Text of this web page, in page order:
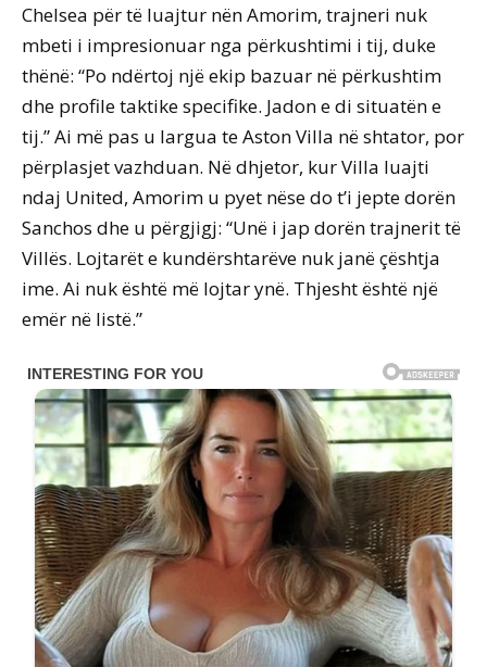
Chelsea për të luajtur nën Amorim, trajneri nuk
mbeti i impresionuar nga përkushtimi i tij, duke
thënë: “Po ndërtoj një ekip bazuar në përkushtim
dhe profile taktike specifike. Jadon e di situatën e
tij.” Ai më pas u largua te Aston Villa në shtator, por
përplasjet vazhduan. Në dhjetor, kur Villa luajti
ndaj United, Amorim u pyet nëse do t’i jepte dorën
Sanchos dhe u përgjigj: “Unë i jap dorën trajnerit të
Villës. Lojtarët e kundërshtarëve nuk janë çështja
ime. Ai nuk është më lojtar ynë. Thjesht është një
emër në listë.”